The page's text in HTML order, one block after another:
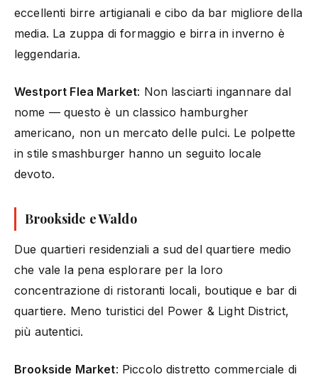
eccellenti birre artigianali e cibo da bar migliore della
media. La zuppa di formaggio e birra in inverno è
leggendaria.
Westport Flea Market: Non lasciarti ingannare dal
nome — questo è un classico hamburgher
americano, non un mercato delle pulci. Le polpette
in stile smashburger hanno un seguito locale
devoto.
Brookside e Waldo
Due quartieri residenziali a sud del quartiere medio
che vale la pena esplorare per la loro
concentrazione di ristoranti locali, boutique e bar di
quartiere. Meno turistici del Power & Light District,
più autentici.
Brookside Market: Piccolo distretto commerciale di